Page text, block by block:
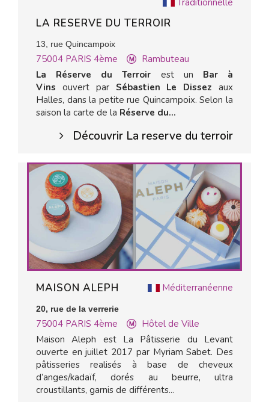
Traditionnelle
LA RESERVE DU TERROIR
13, rue Quincampoix
75004 PARIS 4ème
Rambuteau
La Réserve du Terroir est un Bar à
Vins ouvert parSébastien Le Dissez aux
Halles, dans la petite rue Quincampoix. Selon la
saison la carte de la Réserve du...
Découvrir La reserve du terroir
Méditerranéenne
MAISON ALEPH
20, rue de la verrerie
75004 PARIS 4ème
Hôtel de Ville
Maison Aleph est La Pâtisserie du Levant
ouverte en juillet 2017 par Myriam Sabet. Des
pâtisseries realisés à base de cheveux
d’anges/kadaïf, dorés au beurre, ultra
croustillants, garnis de différents...